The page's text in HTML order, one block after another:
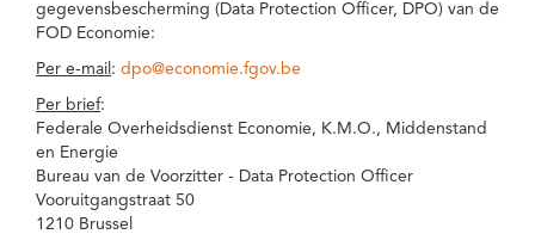
gegevensbescherming (Data Protection Officer, DPO) van de
FOD Economie:
Per e-mail : dpo@economie.fgov.be
Per brief:
Federale Overheidsdienst Economie, K.M.O., Middenstand
en Energie
Bureau van de Voorzitter - Data Protection Officer
Vooruitgangstraat 50
1210 Brussel